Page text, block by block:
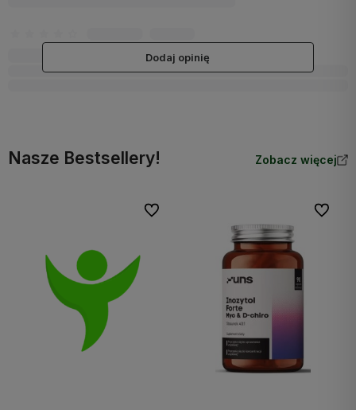
Dodaj opinię
Nasze Bestsellery! Zobacz więcej
Do ulubionych Do